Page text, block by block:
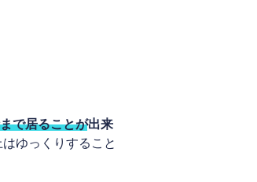
で居ることが出来
ゆっくりすること